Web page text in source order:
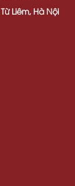
Liêm, Hà Nội